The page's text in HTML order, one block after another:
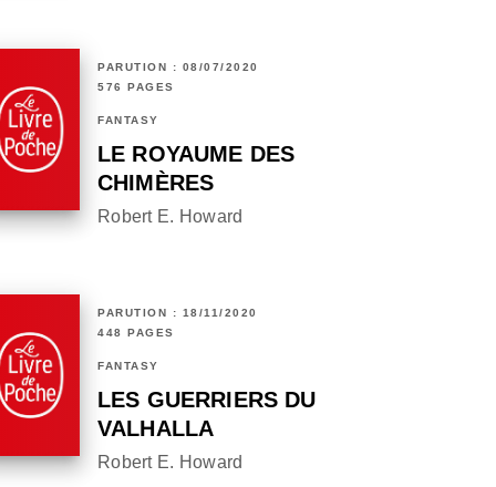
PARUTION : 08/07/2020
576 PAGES
FANTASY
LE ROYAUME DES
CHIMÈRES
Robert E. Howard
PARUTION : 18/11/2020
448 PAGES
FANTASY
LES GUERRIERS DU
VALHALLA
Robert E. Howard